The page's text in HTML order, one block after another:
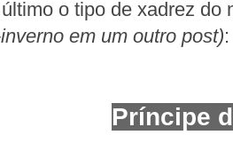
o tipo de xadrez do
em um outro post):
Príncipe